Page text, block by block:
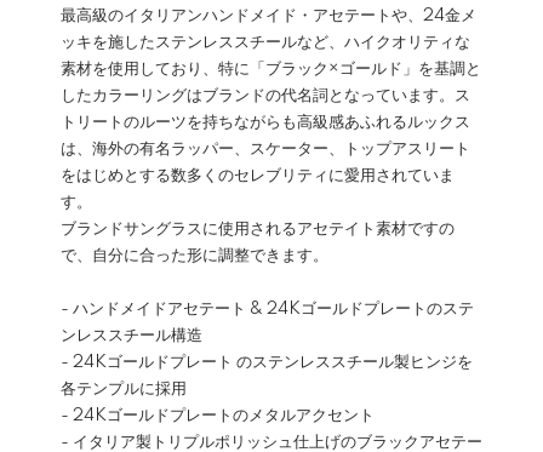
最高級のイタリアンハンドメイド・アセテートや、24金メ
ッキを施したステンレススチールなど、ハイクオリティな
素材を使用しており、特に「ブラック×ゴールド」を基調と
したカラーリングはブランドの代名詞となっています。ス
トリートのルーツを持ちながらも高級感あふれるルックス
は、海外の有名ラッパー、スケーター、トップアスリート
をはじめとする数多くのセレブリティに愛用されていま
す。
ブランドサングラスに使用されるアセテイト素材ですの
で、自分に合った形に調整できます。
- ハンドメイドアセテート & 24Kゴールドプレートのステ
ンレススチール構造
- 24Kゴールドプレート のステンレススチール製ヒンジを
各テンプルに採用
- 24Kゴールドプレートのメタルアクセント
- イタリア製トリプルポリッシュ仕上げのブラックアセテー